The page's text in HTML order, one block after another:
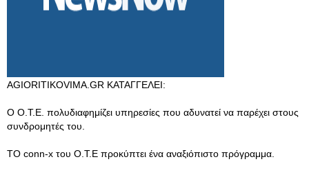
AGIORITIKOVIMA.GR ΚΑΤΑΓΓΕΛΕΙ:
Ο Ο.Τ.Ε. πολυδιαφημίζει υπηρεσίες που αδυνατεί να παρέχει στους
συνδρομητές του.
ΤΟ conn-x του Ο.Τ.Ε προκύπτει ένα αναξιόπιστο πρόγραμμα.